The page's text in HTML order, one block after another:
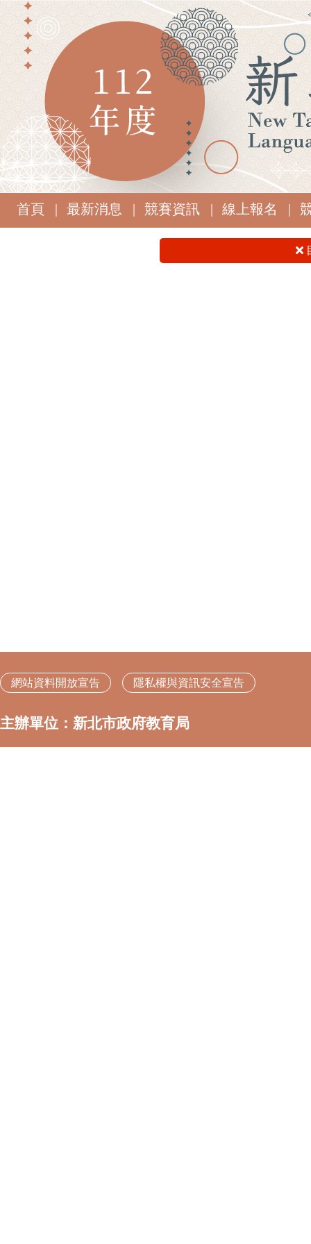
首頁 | 最新消息 | 競賽資訊 | 線上報名 |
網站資料開放宣告 隱私權與資訊安全宣告
主辦單位：新北市政府教育局